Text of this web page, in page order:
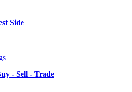
Side
- Sell - Trade